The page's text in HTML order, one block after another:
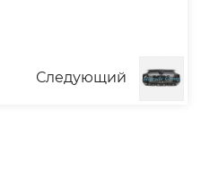
Следующий